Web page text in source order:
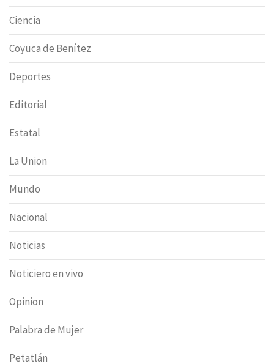
Ciencia
Coyuca de Benítez
Deportes
Editorial
Estatal
La Union
Mundo
Nacional
Noticias
Noticiero en vivo
Opinion
Palabra de Mujer
Petatlán